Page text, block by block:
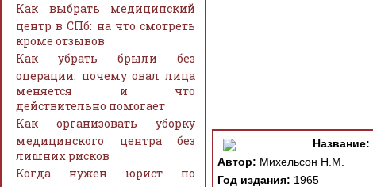
Название:
Автор: Михельсон Н.М.
Год издания: 1965
Как выбрать медицинский
центр в СПб: на что смотреть
кроме отзывов
Как убрать брыли без
операции: почему овал лица
меняется и что
действительно помогает
Как организовать уборку
медицинского центра без
лишних рисков
Когда нужен юрист по